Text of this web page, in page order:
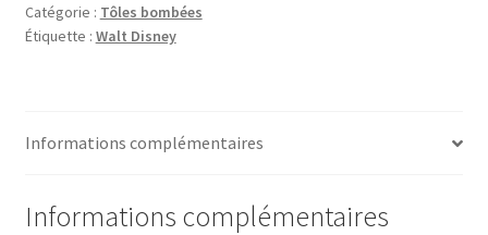
-
Mickey's
Catégorie : Tôles bombées
Étiquette : Walt Disney
Informations complémentaires
Informations complémentaires